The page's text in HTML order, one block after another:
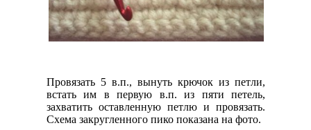
Провязать 5 в.п., вынуть крючок из петли,
встать им в первую в.п. из пяти петель,
захватить оставленную петлю и провязать.
Схема закругленного пико показана на фото.